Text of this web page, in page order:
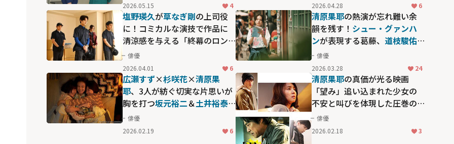
2026.05.15
4
2026.04.28
6
塩野瑛久が草なぎ剛の上司役
に！コミカルな演技で作品に
清涼感を与える「終幕のロン
ド－もう二度と、会えないあな
たに－」
俳優
2026.04.01
6
清原果耶の熱演が忘れ難い余
韻を残す！ シュー・グァンハ
ンが表現する葛藤、 道枝駿佑
(なにわ男子)
い映画「青春18×2 君へと続く
道」
俳優
2026.03.28
24
広瀬すず×杉咲花×清原果
耶、3人が紡ぐ切実な片思いが
胸を打つ――坂元裕二＆土井裕泰
の再タッグ作「片思い世界」
俳優
2026.02.19
6
清原果耶の真価が光る映画
「望み」――追い込まれた少女の
不安と叫びを体現した圧巻の
演技
俳優
2026.02.18
3